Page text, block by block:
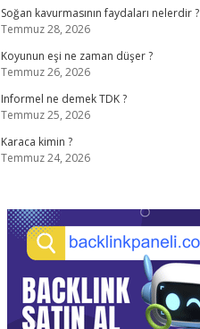
Soğan kavurmasının faydaları nelerdir ?
Temmuz 28, 2026
Koyunun eşi ne zaman düşer ?
Temmuz 26, 2026
Informel ne demek TDK ?
Temmuz 25, 2026
Karaca kimin ?
Temmuz 24, 2026